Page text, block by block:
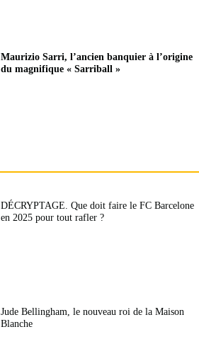
Maurizio Sarri, l’ancien banquier à l’origine
du magnifique « Sarriball »
DÉCRYPTAGE. Que doit faire le FC Barcelone
en 2025 pour tout rafler ?
Jude Bellingham, le nouveau roi de la Maison
Blanche